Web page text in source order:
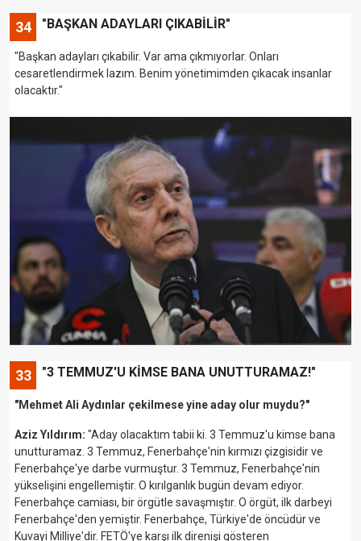
34 "BAŞKAN ADAYLARI ÇIKABİLİR"
"Başkan adayları çıkabilir. Var ama çıkmıyorlar. Onları
cesaretlendirmek lazım. Benim yönetimimden çıkacak insanlar
olacaktır."
33 "3 TEMMUZ'U KİMSE BANA UNUTTURAMAZ!"
"Mehmet Ali Aydınlar çekilmese yine aday olur muydu?"
Aziz Yıldırım: "Aday olacaktım tabii ki. 3 Temmuz'u kimse bana
unutturamaz. 3 Temmuz, Fenerbahçe'nin kırmızı çizgisidir ve
Fenerbahçe'ye darbe vurmuştur. 3 Temmuz, Fenerbahçe'nin
yükselişini engellemiştir. O kırılganlık bugün devam ediyor.
Fenerbahçe camiası, bir örgütle savaşmıştır. O örgüt, ilk darbeyi
Fenerbahçe'den yemiştir. Fenerbahçe, Türkiye'de öncüdür ve
Kuvayi Milliye'dir. FETÖ'ye karşı ilk direnişi gösteren